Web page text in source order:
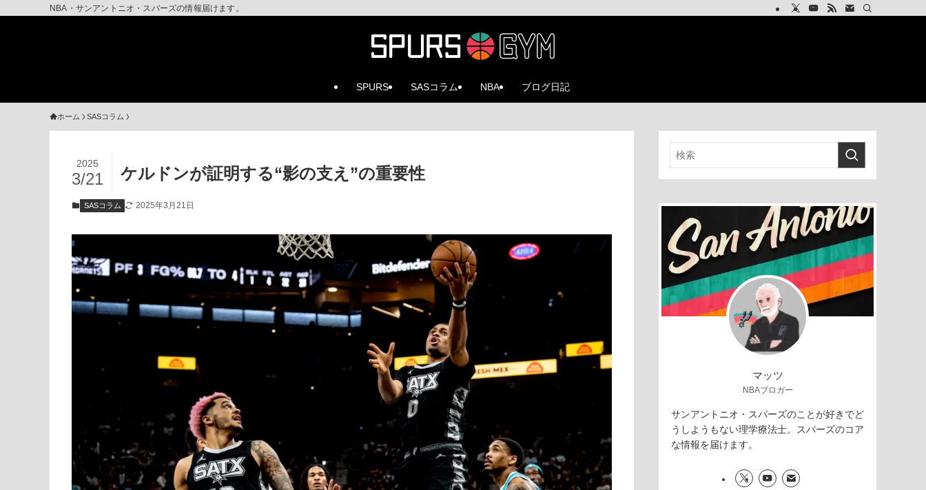
NBA・サンアントニオ・スパーズの情報届けます。
SPURS SASコラム NBA ブログ日記
ホーム SASコラム
ケルドンが証明する“影の支え”の重要性
2025
3/21
SASコラム 2025年3月21日
マッツ
NBAブロガー
サンアントニオ・スパーズのことが好きでど
うしようもない理学療法士。スパーズのコア
な情報を届けます。